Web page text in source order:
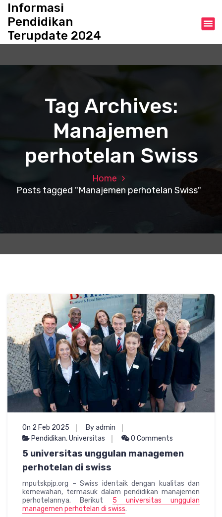
Informasi
Pendidikan
Terupdate 2024
Tag Archives:
Manajemen
perhotelan Swiss
Home
Posts tagged "Manajemen perhotelan Swiss"
On 2 Feb 2025
By admin
Pendidikan,Universitas 0 Comments
5 universitas unggulan managemen
perhotelan di swiss
mputskpjp.org – Swiss identaik dengan kualitas dan
kemewahan, termasuk dalam pendidikan manajemen
perhotelannya. Berikut 5 universitas unggulan
managemen perhotelan di swiss.